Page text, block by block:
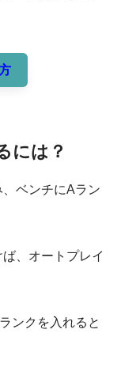
には？
ベンチにAラン
、オートプレイ
ンクを入れると